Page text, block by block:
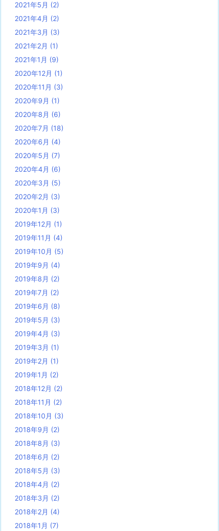
2021年5月 (2)
2021年4月 (2)
2021年3月 (3)
2021年2月 (1)
2021年1月 (9)
2020年12月 (1)
2020年11月 (3)
2020年9月 (1)
2020年8月 (6)
2020年7月 (18)
2020年6月 (4)
2020年5月 (7)
2020年4月 (6)
2020年3月 (5)
2020年2月 (3)
2020年1月 (3)
2019年12月 (1)
2019年11月 (4)
2019年10月 (5)
2019年9月 (4)
2019年8月 (2)
2019年7月 (2)
2019年6月 (8)
2019年5月 (3)
2019年4月 (3)
2019年3月 (1)
2019年2月 (1)
2019年1月 (2)
2018年12月 (2)
2018年11月 (2)
2018年10月 (3)
2018年9月 (2)
2018年8月 (3)
2018年6月 (2)
2018年5月 (3)
2018年4月 (2)
2018年3月 (2)
2018年2月 (4)
2018年1月 (7)